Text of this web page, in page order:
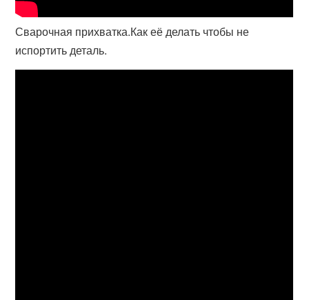
Сварочная прихватка.Как её делать чтобы не
испортить деталь.